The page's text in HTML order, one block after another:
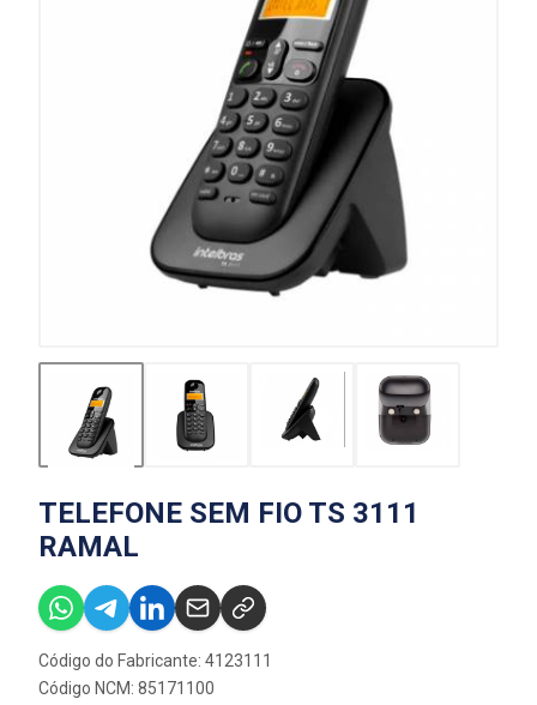
TELEFONE SEM FIO TS 3111
RAMAL
Código do Fabricante: 4123111
Código NCM: 85171100